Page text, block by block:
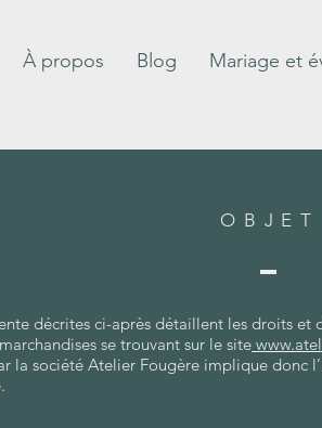
À propos Blog Mariage et
OBJET
décrites ci-après détaillent les droits
se trouvant sur le site
la société Atelier Fougère implique donc